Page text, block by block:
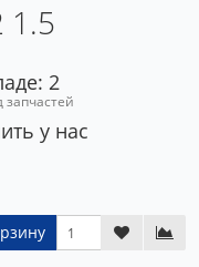
1.5
2
запчастей
у нас